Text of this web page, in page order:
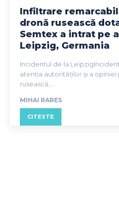
Infiltrare
dronă rusească
Semtex a intrat pe
Leipzig, Germania
Incidentul de la
atenția autorităților și a
rusească,...
MIHAI RARES
CITESTE